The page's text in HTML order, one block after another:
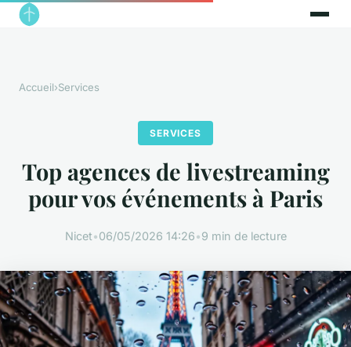
Accueil›Services
SERVICES
Top agences de livestreaming
pour vos événements à Paris
Nicet•06/05/2026 14:26•9 min de lecture